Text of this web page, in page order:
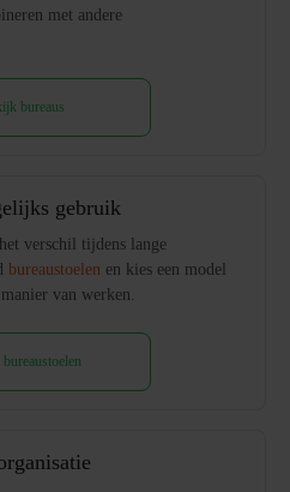
met andere
bureaus
gebruik
verschil tijdens lange
bureaustoelen en kies een model
van werken.